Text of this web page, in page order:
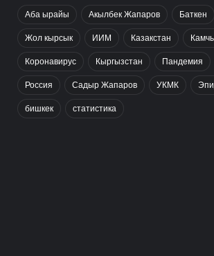
Аба ырайы Акылбек Жапаров Баткен
Жол кырсык ИИМ Казакстан
Коронавирус Кыргызстан Пандемия
Россия Садыр Жапаров УКМК
бишкек статистика